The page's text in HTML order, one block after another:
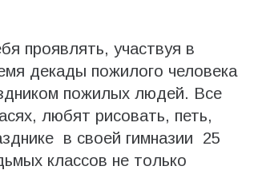
проявлять, участвуя в
декады пожилого человека
пожилых людей. Все
любят рисовать, петь,
в своей гимназии 25
классов не только